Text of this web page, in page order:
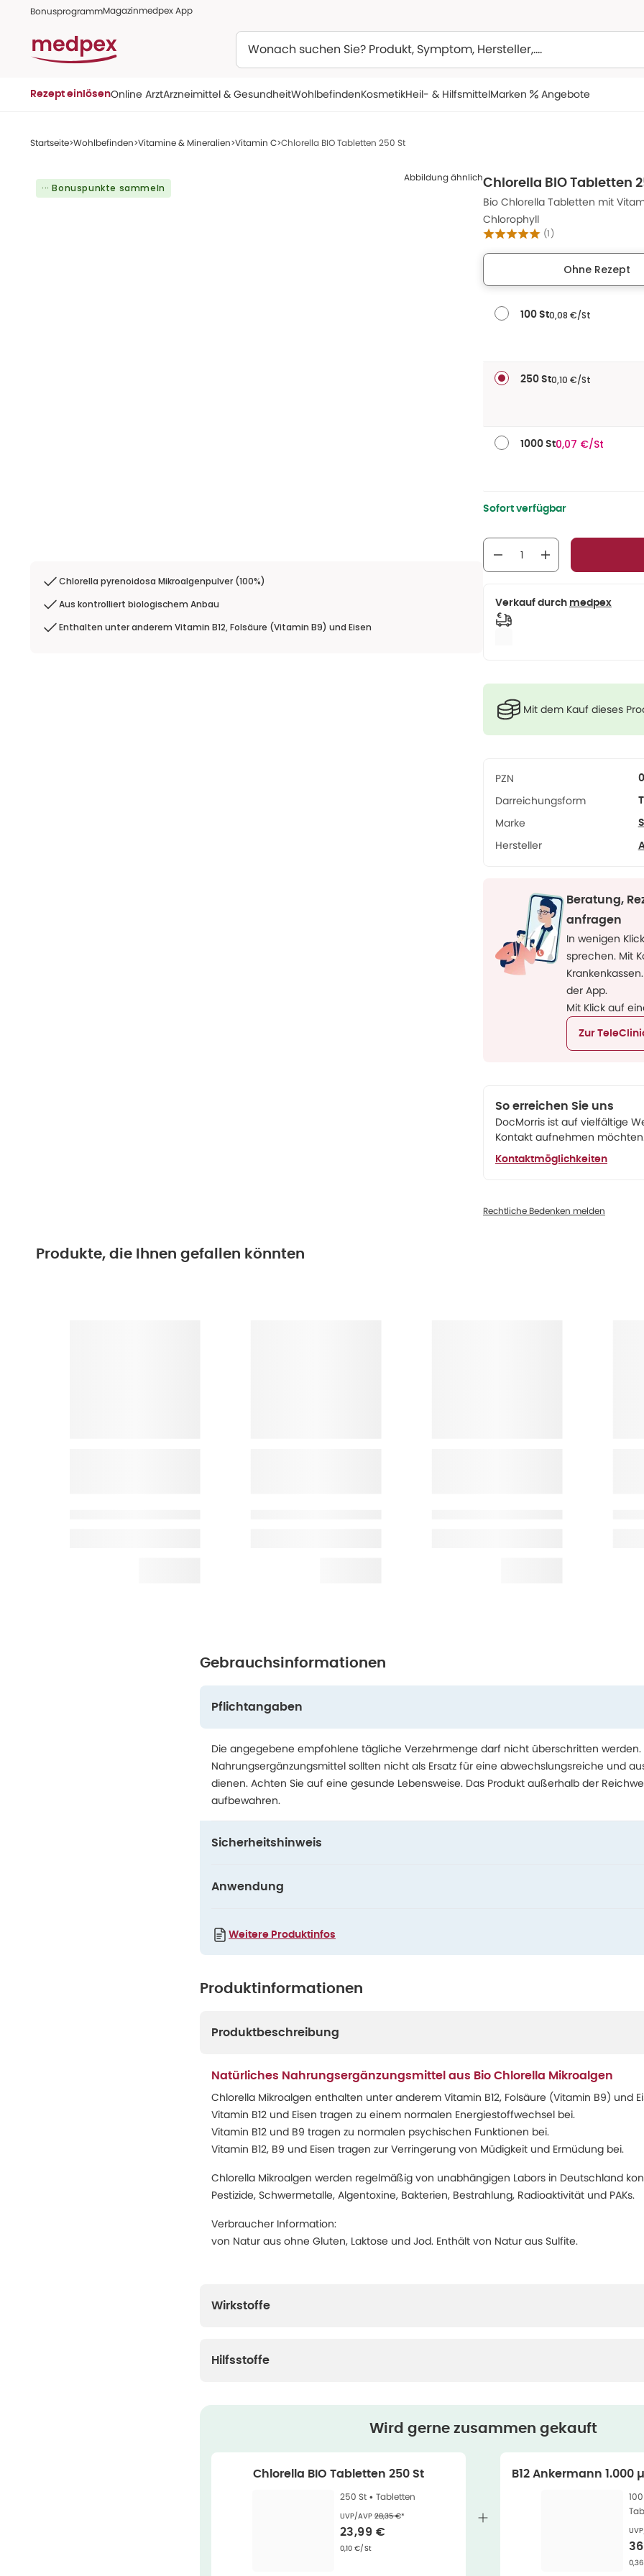
BonusprogrammMagazinmedpex App
Rezept einlösenOnline ArztArzneimittel & GesundheitWohlbefindenKosmetikHeil- & HilfsmittelMarken Angebote
Startseite Wohlbefinden Vitamine & Mineralien Vitamin C Chlorella BIO Tabletten 250 St
··· Bonuspunkte sammeln
Abbildung ähnlich
Chlorella pyrenoidosa Mikroalgenpulver (100%)
Aus kontrolliert biologischem Anbau
Enthalten unter anderem Vitamin B12, Folsäure (Vitamin B9) und Eisen
Chlorella BIO Tabletten
Bio Chlorella Tabletten mit
Chlorophyll
(1)
Ohne Rezept
100 St0,08 €/St
250 St0,10 €/St
1000 St0,07 €/St
Sofort verfügbar
Verkauf durch medpex
Mit dem Kauf dieses
PZN
Darreichungsform
Marke
Hersteller
Beratung,
anfragen
In wenigen
sprechen. Mit
der App.
Mit Klick auf
Zur
So erreichen Sie uns
DocMorris ist auf vielfältige
Kontakt aufnehmen
Kontaktmöglichkeiten
Rechtliche Bedenken melden
Produkte, die Ihnen gefallen könnten
Gebrauchsinformationen
Pflichtangaben
Die angegebene empfohlene tägliche Verzehrmenge darf nicht überschritten werden.
Nahrungsergänzungsmittel sollten nicht als Ersatz für eine abwechslungsreiche und
dienen. Achten Sie auf eine gesunde Lebensweise. Das Produkt außerhalb der
aufbewahren.
Sicherheitshinweis
Anwendung
Weitere Produktinfos
Produktinformationen
Produktbeschreibung
Natürliches Nahrungsergänzungsmittel aus Bio Chlorella Mikroalgen
Chlorella Mikroalgen enthalten unter anderem Vitamin B12, Folsäure (Vitamin B9) und
Vitamin B12 und Eisen tragen zu einem normalen Energiestoffwechsel bei.
Vitamin B12 und B9 tragen zu normalen psychischen Funktionen bei.
Vitamin B12, B9 und Eisen tragen zur Verringerung von Müdigkeit und Ermüdung bei.
Chlorella Mikroalgen werden regelmäßig von unabhängigen Labors in Deutschland
Pestizide, Schwermetalle, Algentoxine, Bakterien, Bestrahlung, Radioaktivität und PAKs.
Verbraucher Information:
von Natur aus ohne Gluten, Laktose und Jod. Enthält von Natur aus Sulfite.
Wirkstoffe
Hilfsstoffe
Wird gerne zusammen gekauft
Chlorella BIO Tabletten 250 St
250 St • Tabletten
UVP/AVPEhemaliger Preis (U V P)
28,35 €*
Verkaufspreis
23,99 €
Grundpreis
0,10 €/St
B12 Ankermann 1.000
t